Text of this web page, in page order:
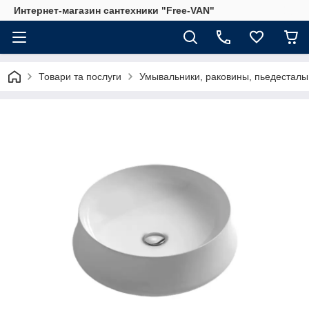
Интернет-магазин сантехники "Free-VAN"
Товари та послуги Умывальники, раковины, пьедесталы